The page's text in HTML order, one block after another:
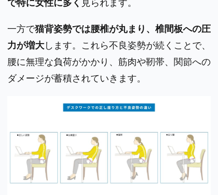
で特に女性に多く 見られます。
一方で猫背姿勢では腰椎が丸まり、椎間板への圧
力が増大します。これら不良姿勢が続くことで、
腰に無理な負荷がかかり、筋肉や靭帯、関節への
ダメージが蓄積されていきます。